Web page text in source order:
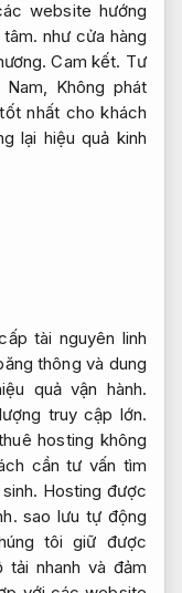
website hướng
như cửa hàng
Cam kết. Tư
Không phát
nhất cho khách
lại hiệu quả kinh
tài nguyên linh
thông và dung
quả vận hành.
truy cập lớn.
hosting không
cần tư vấn tìm
Hosting được
sao lưu tự động
tôi giữ được
nhanh và đảm